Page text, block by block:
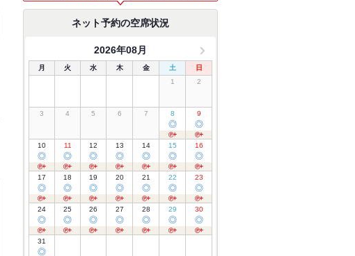
ネット予約の空席状況
2026年08月
月 火 水 木 金 土
日
1
2
3 4 5 6 7 8
◎
9
◎
10
◎
11
◎
12
◎
13
◎
14
◎
15
◎
16
◎
17
◎
18
◎
19
◎
20
◎
21
◎
22
◎
23
◎
24
◎
25
◎
26
◎
27
◎
28
◎
29
◎
30
◎
31
◎